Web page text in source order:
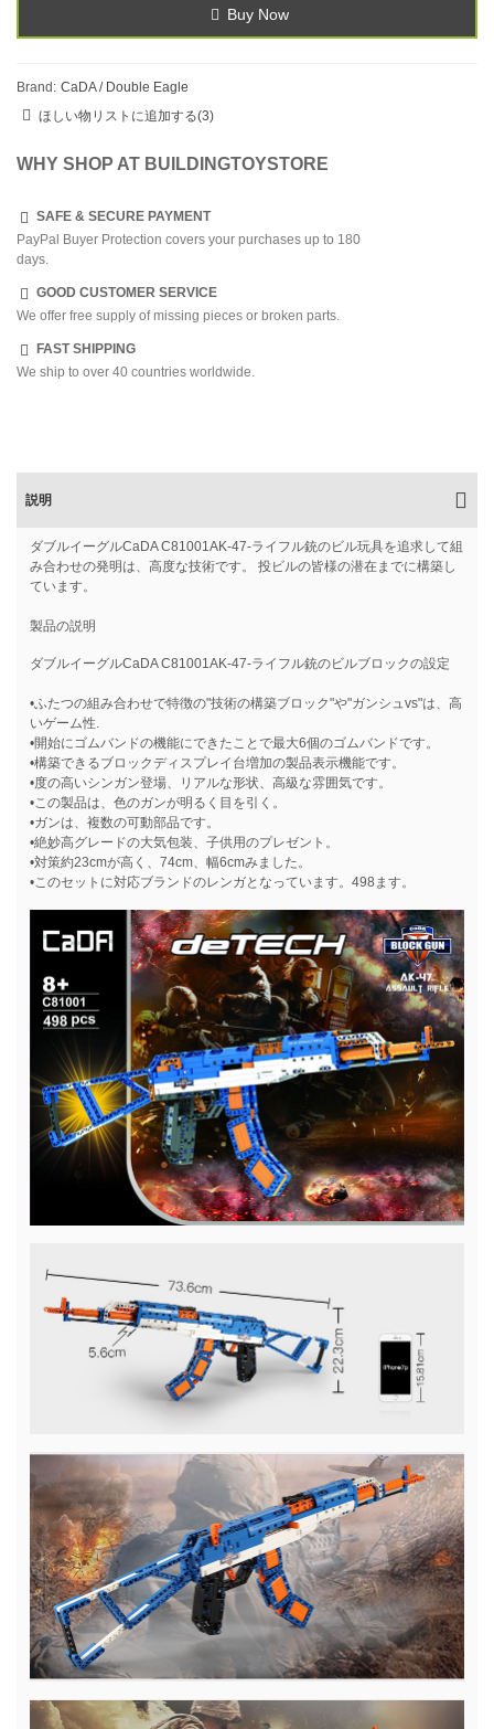
Buy Now
Brand: CaDA / Double Eagle
ほしい物リストに追加する(3)
WHY SHOP AT BUILDINGTOYSTORE
SAFE & SECURE PAYMENT
PayPal Buyer Protection covers your purchases up to 180
days.
GOOD CUSTOMER SERVICE
We offer free supply of missing pieces or broken parts.
FAST SHIPPING
We ship to over 40 countries worldwide.
説明
ダブルイーグルCaDA C81001AK-47-ライフル銃のビル玩具を追求して組
み合わせの発明は、高度な技術です。 投ビルの皆様の潜在までに構築し
ています。
製品の説明
ダブルイーグルCaDA C81001AK-47-ライフル銃のビルブロックの設定
•ふたつの組み合わせで特徴の"技術の構築ブロック"や"ガンシュvs"は、高
いゲーム性.
•開始にゴムバンドの機能にできたことで最大6個のゴムバンドです。
•構築できるブロックディスプレイ台増加の製品表示機能です。
•度の高いシンガン登場、リアルな形状、高級な雰囲気です。
•この製品は、色のガンが明るく目を引く。
•ガンは、複数の可動部品です。
•絶妙高グレードの大気包装、子供用のプレゼント。
•対策約23cmが高く、74cm、幅6cmみました。
•このセットに対応ブランドのレンガとなっています。498ます。